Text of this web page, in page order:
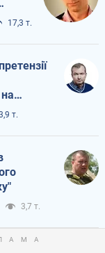
17,3 т.
т.
3,7 т.